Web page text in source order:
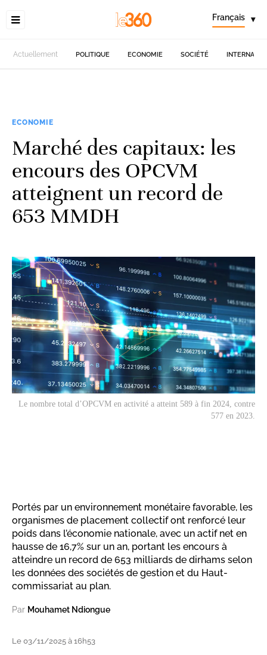
Français ▾
Actuellement POLITIQUE ECONOMIE SOCIÉTÉ
ECONOMIE
Marché des capitaux: les
encours des OPCVM
atteignent un record de
653 MMDH
Le nombre total d’OPCVM en activité a atteint 589 à fin 2024, contre
577 en 2023.
Portés par un environnement monétaire favorable, les
organismes de placement collectif ont renforcé leur
poids dans l’économie nationale, avec un actif net en
hausse de 16,7% sur un an, portant les encours à
atteindre un record de 653 milliards de dirhams selon
les données des sociétés de gestion et du Haut-
commissariat au plan.
Par Mouhamet Ndiongue
Le 03/11/2025 à 16h53